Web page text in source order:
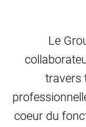
Le
travers
coeur du